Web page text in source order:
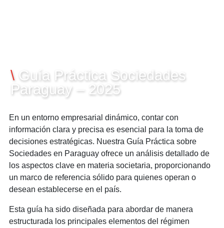
\ Guía Práctica Sociedades
Paraguay – 2025
En un entorno empresarial dinámico, contar con
información clara y precisa es esencial para la toma de
decisiones estratégicas. Nuestra Guía Práctica sobre
Sociedades en Paraguay ofrece un análisis detallado de
los aspectos clave en materia societaria, proporcionando
un marco de referencia sólido para quienes operan o
desean establecerse en el país.
Esta guía ha sido diseñada para abordar de manera
estructurada los principales elementos del régimen